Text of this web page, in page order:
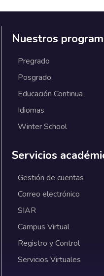
Nuestros
Pregrado
Posgrado
Educación Continua
Idiomas
Winter School
Servicios
Gestión de cuentas
Correo electrónico
SIAR
Campus Virtual
Registro y Control
Servicios Virtuales